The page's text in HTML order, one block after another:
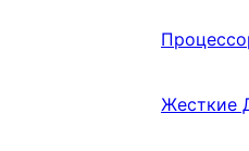
Жесткие